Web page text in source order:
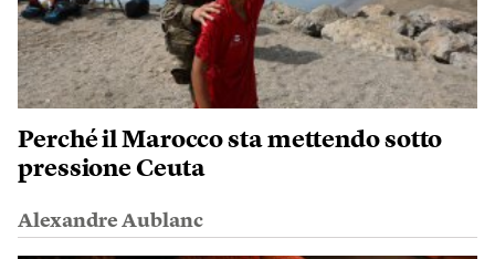
Perché il Marocco sta mettendo sotto
pressione Ceuta
Alexandre Aublanc